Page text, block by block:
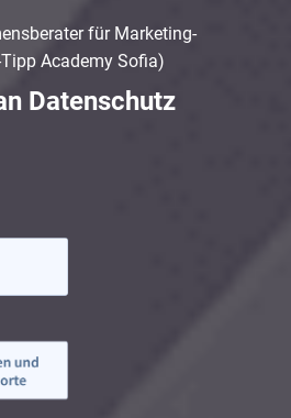
für Marketing-
Academy Sofia)
Datenschutz